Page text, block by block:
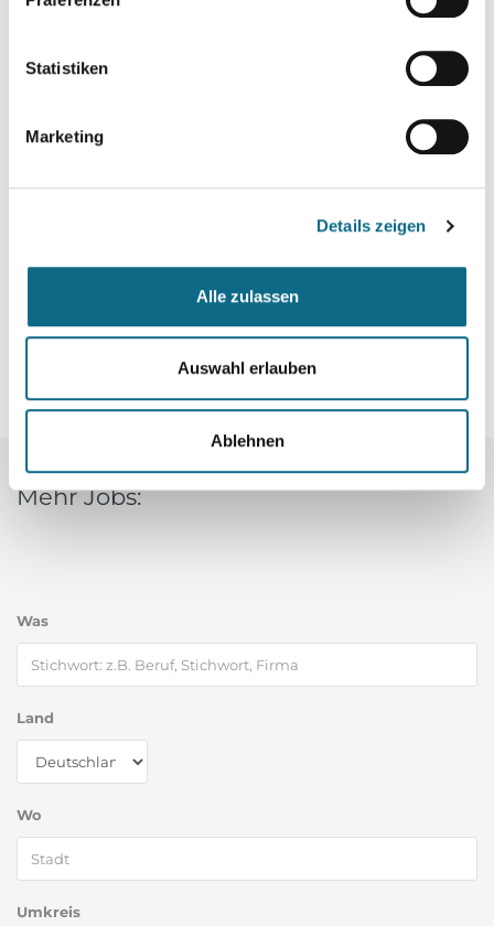
Statistiken
Marketing
Details zeigen
Alle zulassen
Auswahl erlauben
Ablehnen
Mehr Jobs:
Was
Land
Wo
Umkreis